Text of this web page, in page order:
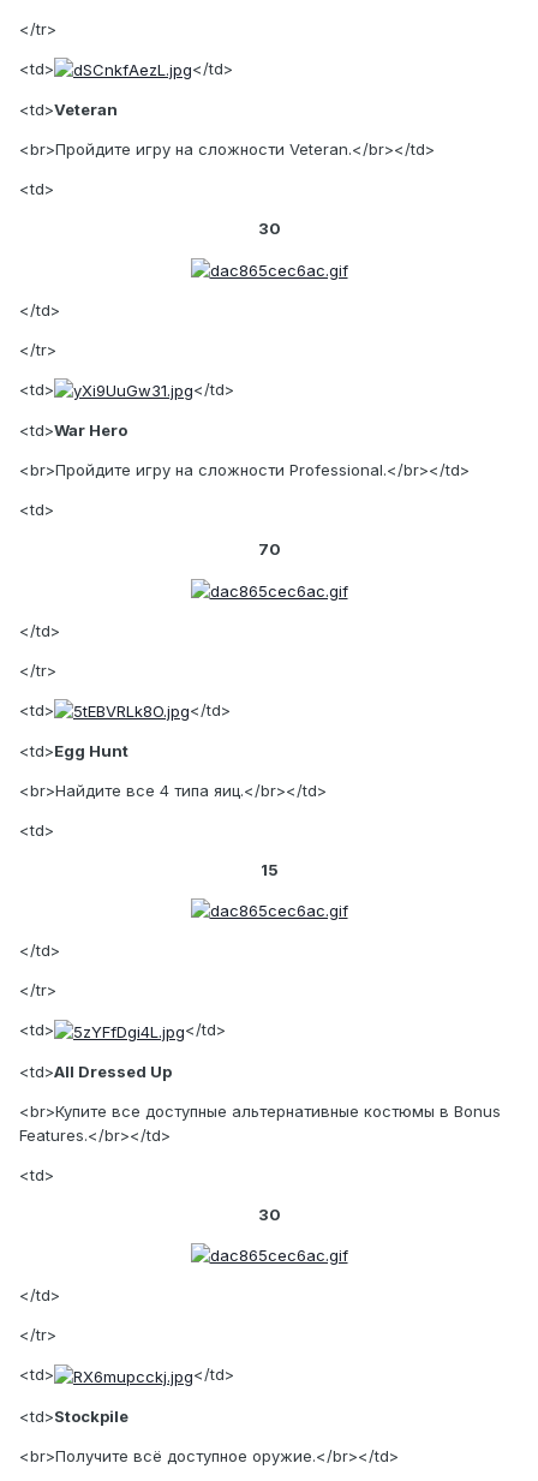
</tr>
<td> </td>
<td>Veteran
<br>Пройдите игру на сложности Veteran.</br></td>
<td>
30
</td>
</tr>
<td> </td>
<td>War Hero
<br>Пройдите игру на сложности Professional.</br></td>
<td>
70
</td>
</tr>
<td> </td>
<td>Egg Hunt
<br>Найдите все 4 типа яиц.</br></td>
<td>
15
</td>
</tr>
<td> </td>
<td>All Dressed Up
<br>Купите все доступные альтернативные костюмы в Bonus
Features.</br></td>
<td>
30
</td>
</tr>
<td> </td>
<td>Stockpile
<br>Получите всё доступное оружие.</br></td>